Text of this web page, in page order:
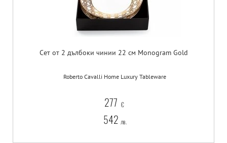
Сет от 2 дълбоки чинии 22 см Monogram Gold
Roberto Cavalli Home Luxury Tableware
277 €
542 лв.